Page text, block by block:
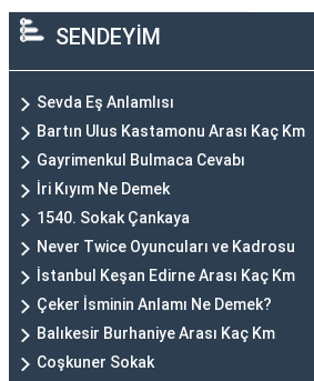
SENDEYİM
Sevda Eş Anlamlısı
Bartın Ulus Kastamonu Arası Kaç Km
Gayrimenkul Bulmaca Cevabı
İri Kıyım Ne Demek
1540. Sokak Çankaya
Never Twice Oyuncuları ve Kadrosu
İstanbul Keşan Edirne Arası Kaç Km
Çeker İsminin Anlamı Ne Demek?
Balıkesir Burhaniye Arası Kaç Km
Coşkuner Sokak